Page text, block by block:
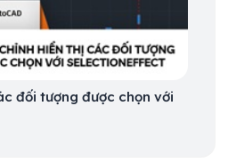
đối tượng được chọn với